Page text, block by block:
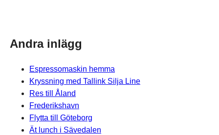
Andra inlägg
Espressomaskin hemma
Kryssning med Tallink Silja Line
Res till Åland
Frederikshavn
Flytta till Göteborg
Ät lunch i Sävedalen